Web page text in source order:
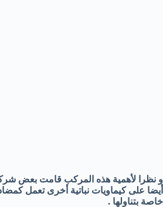
و نظرا لأهمية هذه المركب قامت بعض
أيضا على كيماويات نباتية أخرى تعمل
خاصة بتناولها .